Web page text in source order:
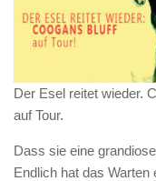
Der Esel reitet wieder.
auf Tour.
Dass sie eine
Endlich hat das Warten